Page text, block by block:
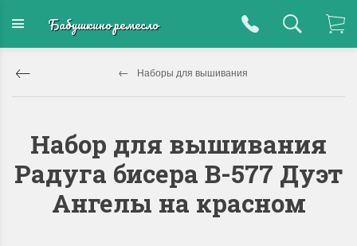
Бабушкино ремесло
Наборы для вышивания
Набор для вышивания
Радуга бисера В-577 Дуэт
Ангелы на красном